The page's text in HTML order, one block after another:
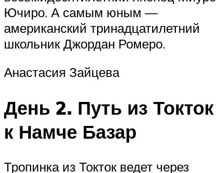
Ючиро. А самым юным —
американский тринадцатилетний
школьник Джордан Ромеро.
Анастасия Зайцева
День 2. Путь из Токток
к Намче Базар
Тропинка из Токток ведет через